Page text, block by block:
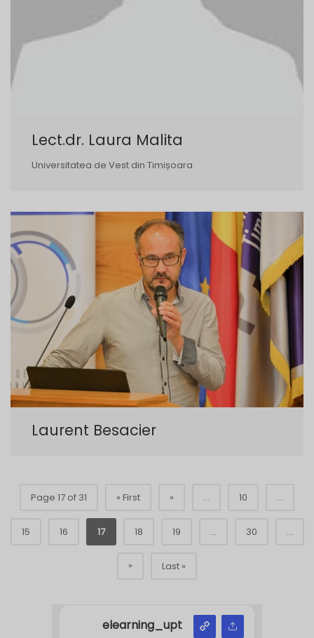
Lect.dr. Laura Malita
Universitatea de Vest din Timișoara
Laurent Besacier
Page 17 of 31 « First « ... 10 ...
15 16 17 18 19 ... 30 ...
» Last »
elearning_upt